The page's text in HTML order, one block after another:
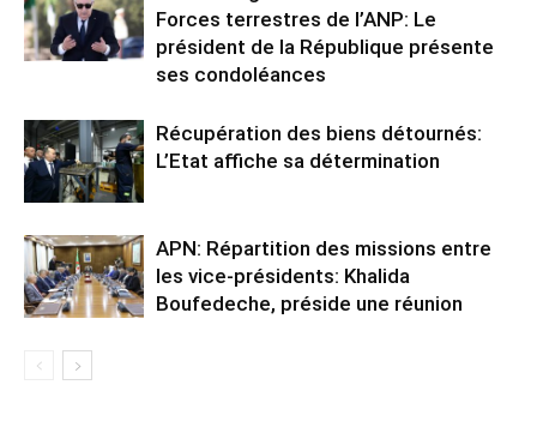
Forces terrestres de l’ANP: Le
président de la République présente
ses condoléances
Récupération des biens détournés:
L’Etat affiche sa détermination
APN: Répartition des missions entre
les vice-présidents: Khalida
Boufedeche, préside une réunion